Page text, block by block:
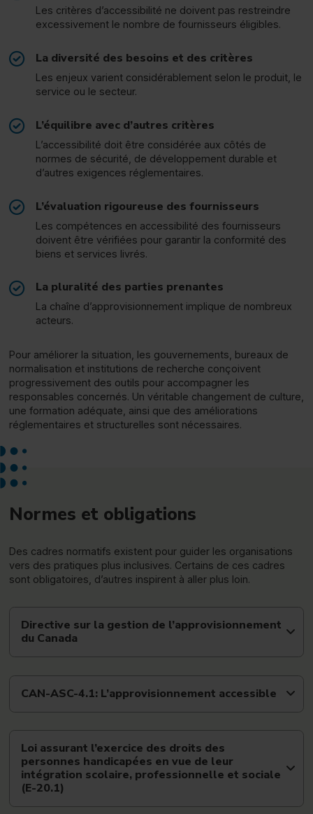
Les critères d’accessibilité ne doivent pas restreindre
excessivement le nombre de fournisseurs éligibles.
La diversité des besoins et des critères
Les enjeux varient considérablement selon le produit, le
service ou le secteur.
L’équilibre avec d’autres critères
L’accessibilité doit être considérée aux côtés de
normes de sécurité, de développement durable et
d’autres exigences réglementaires.
L’évaluation rigoureuse des fournisseurs
Les compétences en accessibilité des fournisseurs
doivent être vérifiées pour garantir la conformité des
biens et services livrés.
La pluralité des parties prenantes
La chaîne d’approvisionnement implique de nombreux
acteurs.
Pour améliorer la situation, les gouvernements, bureaux de
normalisation et institutions de recherche conçoivent
progressivement des outils pour accompagner les
responsables concernés. Un véritable changement de culture,
une formation adéquate, ainsi que des améliorations
réglementaires et structurelles sont nécessaires.
Normes et obligations
Des cadres normatifs existent pour guider les organisations
vers des pratiques plus inclusives. Certains de ces cadres
sont obligatoires, d’autres inspirent à aller plus loin.
Directive sur la gestion de l’approvisionnement
du Canada
CAN-ASC-4.1: L’approvisionnement accessible
Loi assurant l’exercice des droits des
personnes handicapées en vue de leur
intégration scolaire, professionnelle et sociale
(E-20.1)